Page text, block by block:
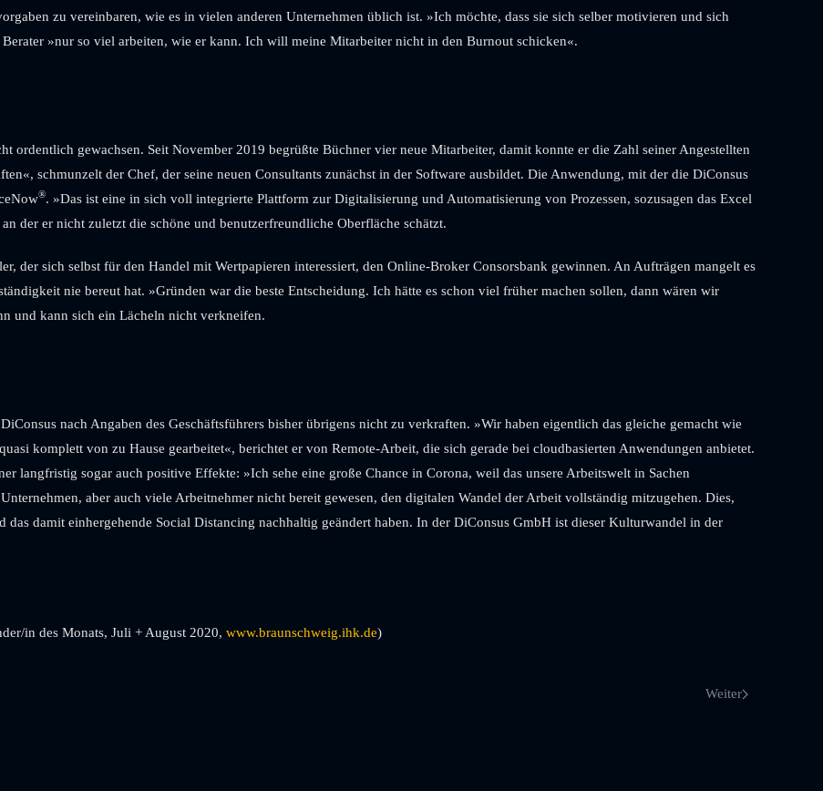
zu vereinbaren, wie es in vielen anderen Unternehmen üblich ist. »Ich möchte, dass sie sich selber motivieren und sich
»nur so viel arbeiten, wie er kann. Ich will meine Mitarbeiter nicht in den Burnout schicken«.
ordentlich gewachsen. Seit November 2019 begrüßte Büchner vier neue Mitarbeiter, damit konnte er die Zahl seiner Angestellten
schmunzelt der Chef, der seine neuen Consultants zunächst in der Software ausbildet. Die Anwendung, mit der die DiConsus
®. »Das ist eine in sich voll integrierte Plattform zur Digitalisierung und Automatisierung von Prozessen, sozusagen das Excel
der er nicht zuletzt die schöne und benutzerfreundliche Oberfläche schätzt.
der sich selbst für den Handel mit Wertpapieren interessiert, den Online-Broker Consors­bank gewinnen. An Aufträgen mangelt es
nie bereut hat. »Gründen war die beste Entscheidung. Ich hätte es schon viel früher machen sollen, dann wären wir
und kann sich ein Lächeln nicht verkneifen.
nach Angaben des Geschäftsführers bisher übrigens nicht zu verkraften. »Wir haben eigentlich das gleiche gemacht wie
komplett von zu Hause gearbeitet«, berichtet er von Remote-Arbeit, die sich gerade bei cloudbasierten Anwendungen anbietet.
langfristig sogar auch positive Effekte: »Ich sehe eine große Chance in Corona, weil das unsere Arbeitswelt in Sachen
aber auch viele Arbeitnehmer nicht bereit gewesen, den digitalen Wandel der Arbeit vollständig mitzugehen. Dies,
damit einhergehende Social Distancing nachhaltig geändert haben. In der DiConsus GmbH ist dieser Kulturwandel in der
in des Monats, Juli + August 2020, www.braunschweig.ihk.de)
Weiter